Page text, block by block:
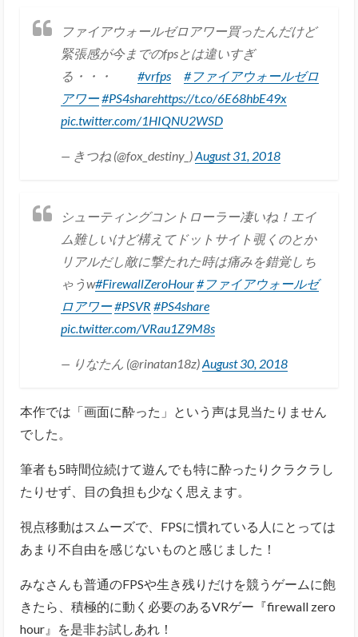
ファイアウォールゼロアワー買ったんだけど
緊張感が今までのfpsとは違いすぎ
る・・・#vrfps
#ファイアウォールゼロ
アワー#PS4sharehttps://t.co/6E68hbE49x
pic.twitter.com/1HIQNU2WSD
— きつね (@fox_destiny_)August 31, 2018
シューティングコントローラー凄いね！エイ
ム難しいけど構えてドットサイト覗くのとか
リアルだし敵に撃たれた時は痛みを錯覚しち
ゃうw#FirewallZeroHour#ファイアウォールゼ
ロアワー#PSVR #PS4share
pic.twitter.com/VRau1Z9M8s
— りなたん (@rinatan18z)August 30, 2018
本作では「画面に酔った」という声は見当たりません
でした。
筆者も5時間位続けて遊んでも特に酔ったりクラクラし
たりせず、目の負担も少なく思えます。
視点移動はスムーズで、FPSに慣れている人にとっては
あまり不自由を感じないものと感じました！
みなさんも普通のFPSや生き残りだけを競うゲームに飽
きたら、積極的に動く必要のあるVRゲー『firewall zero
hour』を是非お試しあれ！